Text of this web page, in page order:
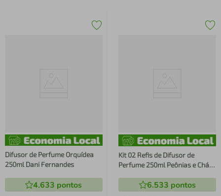
Difusor de Perfume Orquídea
250ml Dani Fernandes
4.633 pontos
Kit 02 Refis de Difusor de
Perfume 250ml Peônias e Chás
6.533 pontos